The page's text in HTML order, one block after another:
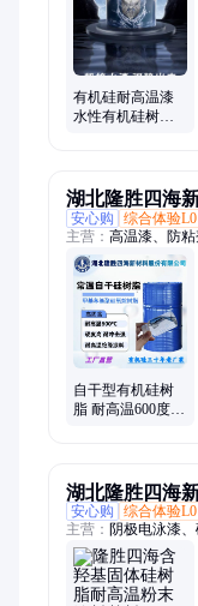
有机硅耐高温漆
水性有机硅树脂
湖北隆胜四海
公司
安心购
综合体验L0
主营： 高温漆、防
料、压敏胶、消泡
胶、五金件、涂层
材料、甲基硅油、
疏水疏油
自干型有机硅树
脂 耐高温600度漆
湖北隆胜四海
安心购
综合体验L0
主营： 阴极电泳漆
胶、107硅橡胶、